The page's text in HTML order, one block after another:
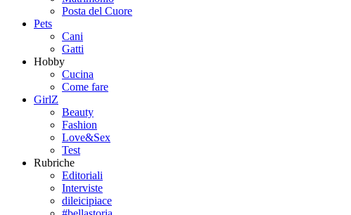
Posta del Cuore
Pets
Cani
Gatti
Hobby
Cucina
Come fare
GirlZ
Beauty
Fashion
Love&Sex
Test
Rubriche
Editoriali
Interviste
dileicipiace